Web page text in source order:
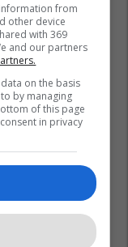
from
other device
with 369
and our partners
on the basis
by managing
of this page
in privacy